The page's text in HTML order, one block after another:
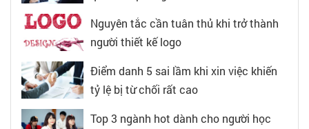
Nguyên tắc cần tuân thủ khi trở thành
người thiết kế logo
Điểm danh 5 sai lầm khi xin việc khiến
tỷ lệ bị từ chối rất cao
Top 3 ngành hot dành cho người học